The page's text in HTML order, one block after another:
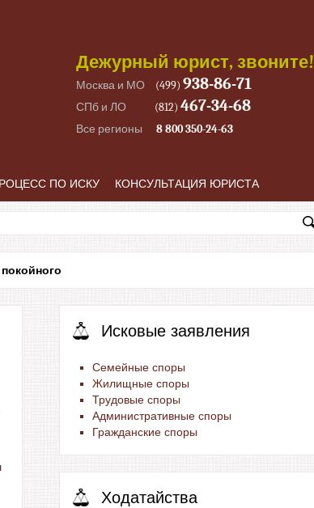
Дежурный юрист, звоните!
Москва и МО (499) 938-86-71
СПб и ЛО (812) 467-34-68
Все регионы 8 800 350-24-63
ПО ИСКУ КОНСУЛЬТАЦИЯ ЮРИСТА
Исковые заявления
Семейные споры
Жилищные споры
Трудовые споры
Административные споры
Гражданские споры
Ходатайства